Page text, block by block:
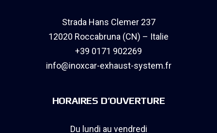
Strada Hans Clemer 237
12020 Roccabruna (CN) – Italie
+39 0171 902269
info@inoxcar-exhaust-system.fr
HORAIRES D’OUVERTURE
Du lundi au vendredi